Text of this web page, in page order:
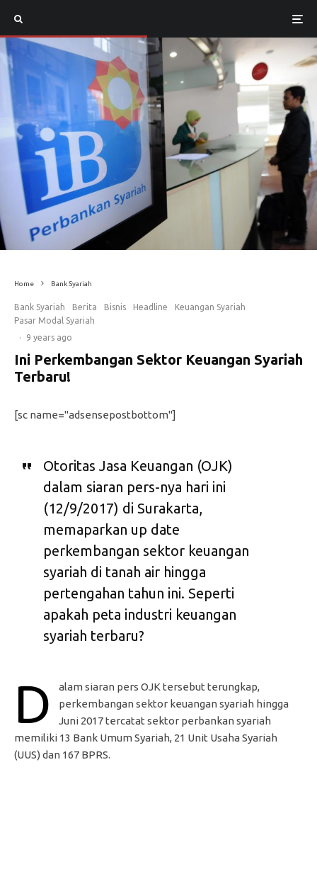
Home Bank Syariah
Bank Syariah Berita Bisnis Headline
Keuangan Syariah
Pasar Modal Syariah
·
9 years ago
Ini Perkembangan Sektor Keuangan Syariah
Terbaru!
[sc name="adsensepostbottom"]
Otoritas Jasa Keuangan (OJK)
dalam siaran pers-nya hari ini
(12/9/2017) di Surakarta,
memaparkan up date
perkembangan sektor keuangan
syariah di tanah air hingga
pertengahan tahun ini. Seperti
apakah peta industri keuangan
syariah terbaru?
D
alam siaran pers OJK tersebut terungkap,
perkembangan sektor keuangan syariah hingga
Juni 2017 tercatat sektor perbankan syariah
memiliki 13 Bank Umum Syariah, 21 Unit Usaha Syariah
(UUS) dan 167 BPRS.